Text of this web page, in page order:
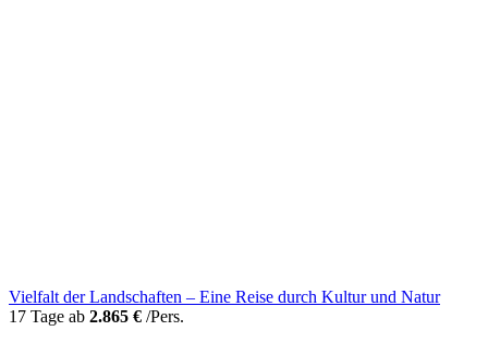
Vielfalt der Landschaften – Eine Reise durch Kultur und Natur
17 Tage ab 2.865 € /Pers.